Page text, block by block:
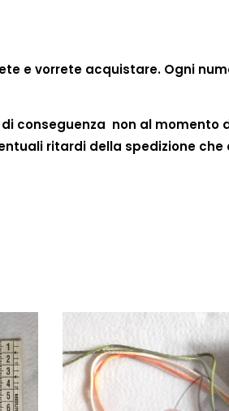
e vorrete acquistare. Ogni
conseguenza non al
ritardi della spedizione